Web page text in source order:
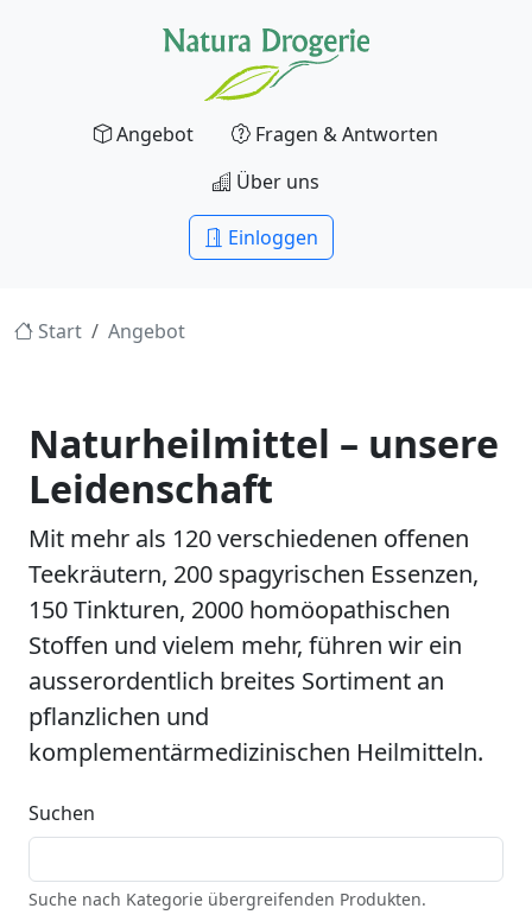
Angebot
Fragen & Antworten
Über uns
Einloggen
Start Angebot
Naturheilmittel – unsere
Leidenschaft
Mit mehr als 120 verschiedenen offenen
Teekräutern, 200 spagyrischen Essenzen,
150 Tinkturen, 2000 homöopathischen
Stoffen und vielem mehr, führen wir ein
ausserordentlich breites Sortiment an
pflanzlichen und
komplementärmedizinischen Heilmitteln.
Suchen
Suche nach Kategorie übergreifenden Produkten.